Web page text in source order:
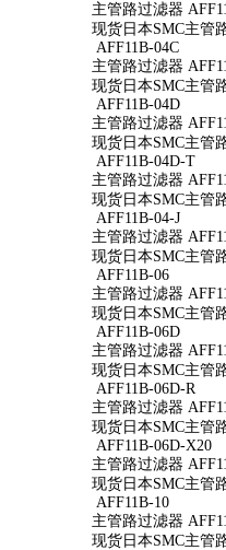
主管路过滤器
现货日本SMC主管
AFF11B-04C
主管路过滤器
现货日本SMC主管
AFF11B-04D
主管路过滤器
现货日本SMC主管
AFF11B-04D-T
主管路过滤器
现货日本SMC主管
AFF11B-04-J
主管路过滤器
现货日本SMC主管
AFF11B-06
主管路过滤器
现货日本SMC主管
AFF11B-06D
主管路过滤器
现货日本SMC主管
AFF11B-06D-R
主管路过滤器
现货日本SMC主管
AFF11B-06D-X20
主管路过滤器
现货日本SMC主管
AFF11B-10
主管路过滤器
现货日本SMC主管